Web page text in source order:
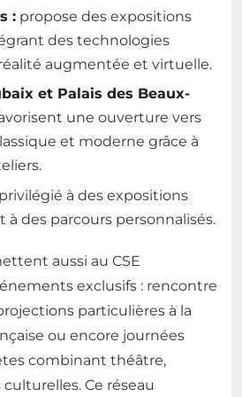
: propose des expositions
des technologies
augmentée et virtuelle.
et Palais des Beaux-
une ouverture vers
et moderne grâce à
à des expositions
à des parcours personnalisés.
aussi au CSE
exclusifs : rencontre
particulières à la
ou encore journées
combinant théâtre,
Ce réseau